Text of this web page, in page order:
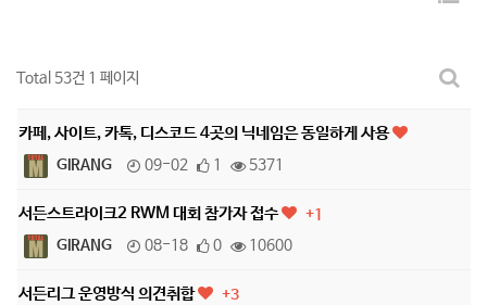
Total 53건 1 페이지
카페, 사이트, 카톡, 디스코드 4곳의 닉네임은 동일하게 사용
GIRANG 09-02 1 5371
서든스트라이크2 RWM 대회 참가자 접수
+1
GIRANG
08-18 0 10600
서든리그 운영방식 의견취합
+3